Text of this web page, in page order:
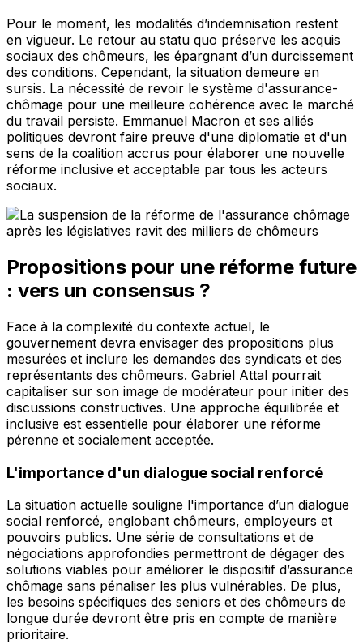
Pour le moment, les modalités d’indemnisation restent
en vigueur. Le retour au statu quo préserve les acquis
sociaux des chômeurs, les épargnant d’un durcissement
des conditions. Cependant, la situation demeure en
sursis. La nécessité de revoir le système d'assurance-
chômage pour une meilleure cohérence avec le marché
du travail persiste. Emmanuel Macron et ses alliés
politiques devront faire preuve d'une diplomatie et d'un
sens de la coalition accrus pour élaborer une nouvelle
réforme inclusive et acceptable par tous les acteurs
sociaux.
Propositions pour une réforme future
: vers un consensus ?
Face à la complexité du contexte actuel, le
gouvernement devra envisager des propositions plus
mesurées et inclure les demandes des syndicats et des
représentants des chômeurs. Gabriel Attal pourrait
capitaliser sur son image de modérateur pour initier des
discussions constructives. Une approche équilibrée et
inclusive est essentielle pour élaborer une réforme
pérenne et socialement acceptée.
L'importance d'un dialogue social renforcé
La situation actuelle souligne l'importance d’un dialogue
social renforcé, englobant chômeurs, employeurs et
pouvoirs publics. Une série de consultations et de
négociations approfondies permettront de dégager des
solutions viables pour améliorer le dispositif d’assurance
chômage sans pénaliser les plus vulnérables. De plus,
les besoins spécifiques des seniors et des chômeurs de
longue durée devront être pris en compte de manière
prioritaire.